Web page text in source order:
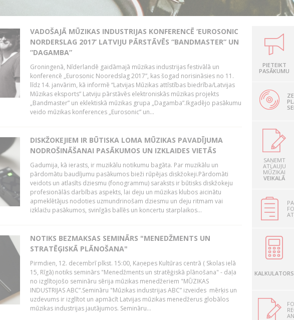
VADOŠAJĀ MŪZIKAS INDUSTRIJAS KONFERENCĒ ‘EUROSONIC
NORDERSLAG 2017’ LATVIJU PĀRSTĀVĒS “BANDMASTER” UN
“DAGAMBA”
Groningenā, Nīderlandē gaidāmajā mūzikas industrijas festivālā un
konferencē „Eurosonic Nooredslag 2017”, kas šogad norisināsies no 11.
līdz 14. janvārim, kā informē “Latvijas Mūzikas attīstības biedrība/Latvijas
Mūzikas eksports” Latviju pārstāvēs elektroniskās mūzikas projekts
„Bandmaster” un eklektiskā mūzikas grupa „Dagamba”.Ikgadējo pasākumu
veido mūzikas konferences „Eurosonic” un...
DISKŽOKEJIEM IR BŪTISKA LOMA MŪZIKAS PAVADĪJUMA
NODROŠINĀŠANAI PASĀKUMOS UN IZKLAIDES VIETĀS
Gadumija, kā ierasts, ir muzikālu notikumu bagāta. Par muzikālu un
pārdomātu baudījumu pasākumos bieži rūpējas diskžokeji.Pārdomāti
veidots un atlasīts dziesmu (fonogrammu) saraksts ir būtisks diskžokeju
profesionālās darbības aspekts, lai deju un mūzikas klubos aicinātu
apmeklētājus nodoties uzmundrinošam dziesmu un deju ritmam vai
izklaižu pasākumos, svinīgās ballēs un koncertu starplaikos...
NOTIKS BEZMAKSAS SEMINĀRS "MENEDŽMENTS UN
STRATĒĢISKĀ PLĀNOŠANA"
Pirmdien, 12. decembrī plkst. 15:00, Kaņepes Kultūras centrā ( Skolas ielā
15, Rīgā) notiks seminārs "Menedžments un stratēģiskā plānošana" - daļa
no izglītojošo semināru sērija mūzikas menedžeriem "MŪZIKAS
INDUSTRIJAS ABC”.Semināru "Mūzikas industrijas ABC” izveides mērķis un
uzdevums ir izglītot un apmācīt Latvijas mūzikas menedžerus globālos
mūzikas industrijas jautājumos. Semināru...
PIETEIKT
PASĀKUMU
SAŅEMT
ATĻAUJU
MŪZIKAI
VEIKALĀ
KALKULATORS